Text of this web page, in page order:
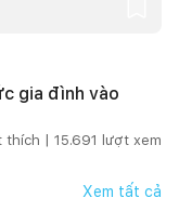
gia đình vào
thích | 15.691 lượt xem
Xem tất cả